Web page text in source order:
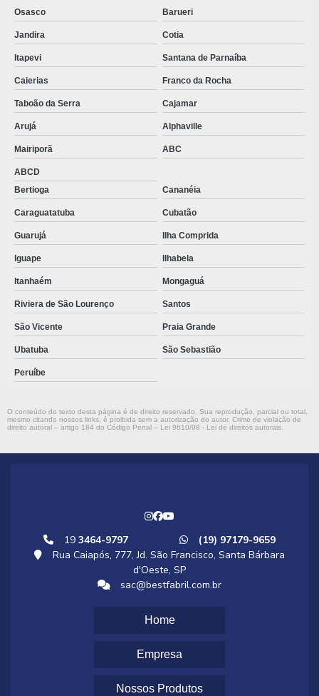
Osasco
Barueri
Jandira Cotia
Itapevi Santana de Parnaíba
Caierias Franco da Rocha
Taboão da Serra Cajamar
Arujá Alphaville
Mairiporã ABC
ABCD
Bertioga
Cananéia
Caraguatatuba Cubatão
Guarujá Ilha Comprida
Iguape Ilhabela
Itanhaém Mongaguá
Riviera de São Lourenço Santos
São Vicente Praia Grande
Ubatuba São Sebastião
Peruíbe
O conteúdo do texto desta página é de direito reservado. Sua reprodução, parcial ou total,
mesmo citando nossos links, é proibida sem a autorização do autor. Crime de violação de
direito autoral – artigo 184 do Código Penal – Lei 9610/98 - Lei de direitos autorais
19 3464-9797
(19) 97179-9659
Rua Caiapós, 777, Jd. São Francisco, Santa Bárbara
d'Oeste, SP
sac@bestfabril.com.br
Home
Empresa
Nossos Produtos